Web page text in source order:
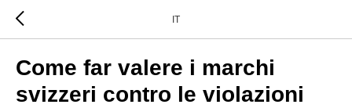
IT
Come far valere i marchi
svizzeri contro le violazioni